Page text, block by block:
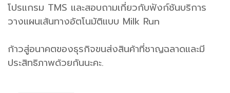
โปรแกรม TMS และสอบถามเกี่ยวกับฟังก์ชันบริการ
วางแผนเส้นทางอัตโนมัติแบบ Milk Run
ก้าวสู่อนาคตของธุรกิจขนส่งสินค้าที่ชาญฉลาดและมี
ประสิทธิภาพด้วยกันนะคะ.